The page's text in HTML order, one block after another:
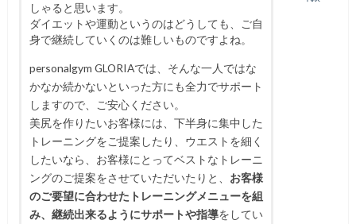
しゃると思います。
ダイエットや運動というのはどうしても、ご自
身で継続していくのは難しいものですよね。
personalgym GLORIAでは、そんな一人ではな
かなか続かないといった方にも全力でサポート
しますので、ご安心ください。
美尻を作りたいお客様には、下半身に集中した
トレーニングをご提案したり、ウエストを細く
したいなら、お客様にとってベストなトレーニ
ングのご提案をさせていただいたりと、 お客様
のご要望に合わせたトレーニングメニューを組
み、継続出来るようにサポートや指導をしてい